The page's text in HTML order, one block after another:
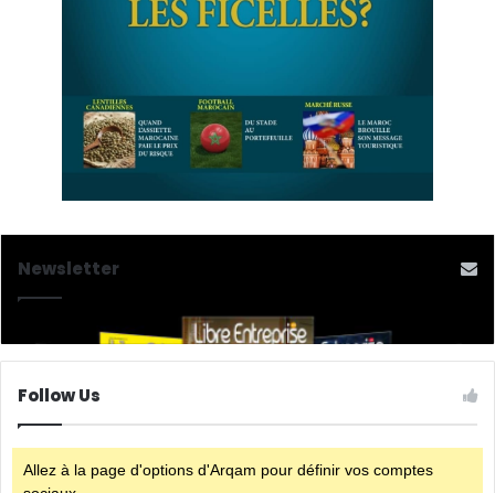
Newsletter
Follow Us
Allez à la page d'options d'Arqam pour définir vos comptes